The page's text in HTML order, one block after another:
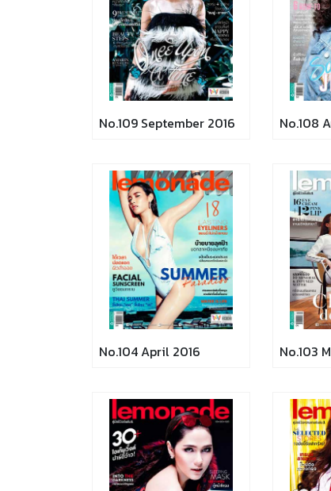
No.109 September 2016 No.108
No.104 April 2016 No.103